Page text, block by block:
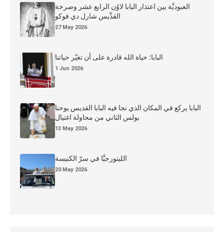
العبوديَّة بين اعتذار البابا لاوُن الرابع عشر وصرخة
القدِّيس شارل دي فوكو
27 May 2026
البابا: حياة الله قادرة على أن تغيّر حياتنا
1 Jun 2026
البابا يركع في المكان الذي نجا فيه البابا القديس يوحنا
بولس الثاني من محاولة اغتيال
13 May 2026
الليتورجيَّا في سرّ الكنيسة
20 May 2026